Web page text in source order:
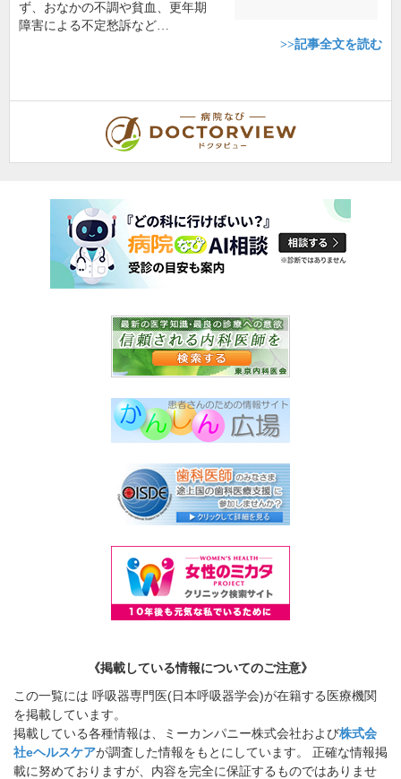
ず、おなかの不調や貧血、更年期
障害による不定愁訴など…
>>記事全文を読む
《掲載している情報についてのご注意》
この一覧には 呼吸器専門医(日本呼吸器学会)が在籍する医療機関
を掲載しています。
掲載している各種情報は、ミーカンパニー株式会社および株式会
社eヘルスケアが調査した情報をもとにしています。 正確な情報掲
載に努めておりますが、内容を完全に保証するものではありませ